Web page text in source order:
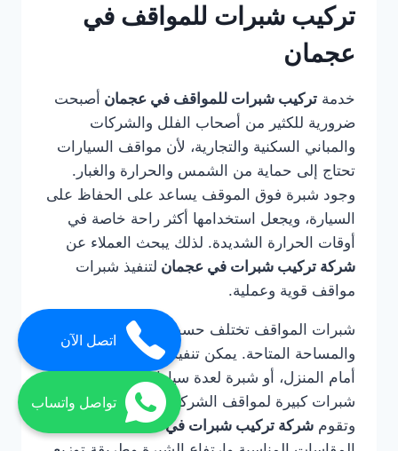
تركيب شبرات للمواقف في
عجمان
خدمة تركيب شبرات للمواقف في عجمان أصبحت
ضرورية للكثير من أصحاب الفلل والشركات
والمباني السكنية والتجارية، لأن مواقف السيارات
تحتاج إلى حماية من الشمس والحرارة والغبار.
وجود شبرة فوق الموقف يساعد على الحفاظ على
السيارة، ويجعل استخدامها أكثر راحة خاصة في
أوقات الحرارة الشديدة. لذلك يبحث العملاء عن
شركة تركيب شبرات في عجمان لتنفيذ شبرات
مواقف قوية وعملية.
شبرات المواقف تختلف حسب عدد السيارات
والمساحة المتاحة. يمكن تنفيذ شبرة لسيارة واحدة
أمام المنزل، أو شبرة لعدة سيارات في الفيلا، أو
شبرات كبيرة لمواقف الشركات والمباني التجارية.
وتقوم شركة تركيب شبرات في عجمان
اتصل الآن
تواصل واتساب